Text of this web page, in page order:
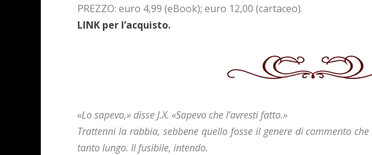
PREZZO: euro 4,99 (eBook); euro 12,00 (cartaceo).
LINK per l’acquisto.
«Lo sapevo,» disse J.X. «Sapevo che l’avresti fatto.»
Trattenni la rabbia, sebbene quello fosse il genere di commento
tanto lungo. Il fusibile, intendo.